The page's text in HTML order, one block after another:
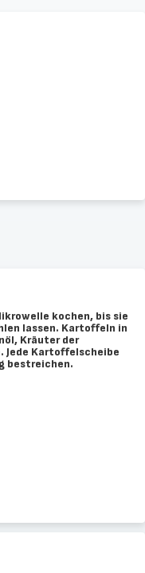
kochen, bis sie
lassen. Kartoffeln in
Kräuter der
Jede Kartoffelscheibe
bestreichen.